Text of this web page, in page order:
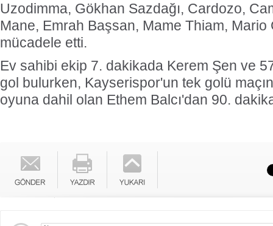
Uzodimma, Gökhan Sazdağı, Cardozo,
Mane, Emrah Başsan, Mame Thiam,
mücadele etti.
Ev sahibi ekip 7. dakikada Kerem Şen ve
gol bulurken, Kayserispor'un tek golü
oyuna dahil olan Ethem Balcı'dan 90.